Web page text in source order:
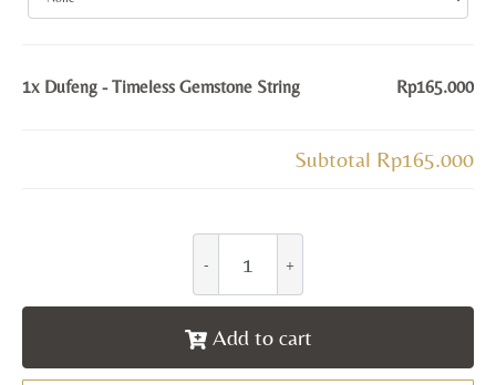
1x Dufeng - Timeless Gemstone String Rp165.000
Subtotal Rp165.000
Add to cart